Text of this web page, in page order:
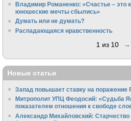
Владимир Романенко: «Счастье – это
юношеские мечты сбылись»
Думать или не думать?
Распадающаяся нравственность
1 из 10 →
Новые статьи
Запад повышает ставку на поражение
Митрополит УПЦ Феодосий: «Судьба
показателем отношения к свободе
Алек­сандр Михайловский: